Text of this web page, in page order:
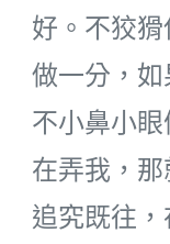
好。不狡
做一分，如
不小鼻小
在弄我，
追究既往